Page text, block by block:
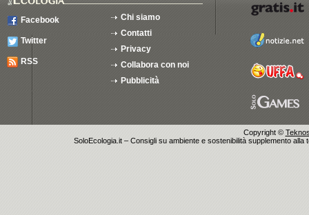
Facebook
Twitter
RSS
Chi siamo
Contatti
Privacy
Collabora con noi
Pubblicità
Copyright ©
SoloEcologia.it – Consigli su ambiente e sostenibilità supplemento